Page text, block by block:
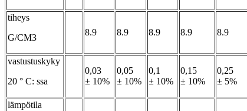
tiheys
G/CM3
8.9 8.9 8.9 8.9 8.9
vastustuskyky
20 ° C: ssa
0,03
± 10%
0,05
± 10%
0,1
± 10%
0,15
± 10%
0,25
± 5%
lämpötila